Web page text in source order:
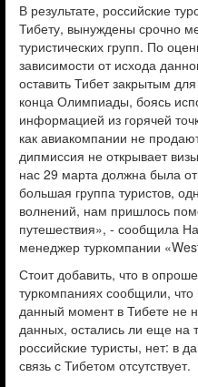
В результате, российские
Тибету, вынуждены срочно
туристических групп. По
зависимости от исхода
оставить Тибет закрытым
конца Олимпиады, боясь
информацией из горячей
как авиакомпании не
дипмиссия не открывает
нас 29 марта должна была
большая группа туристов,
волнений, нам пришлось
путешествия», - сообщила
менеджер туркомпании
Стоит добавить, что в
туркомпаниях сообщили, что
данный момент в Тибете не
данных, остались ли еще на
российские туристы, нет: в
связь с Тибетом отсутствует.